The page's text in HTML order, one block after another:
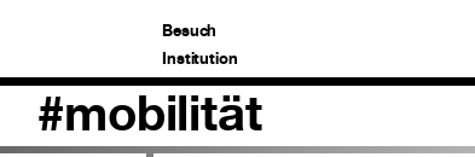
Besuch
Institution
#mobilität